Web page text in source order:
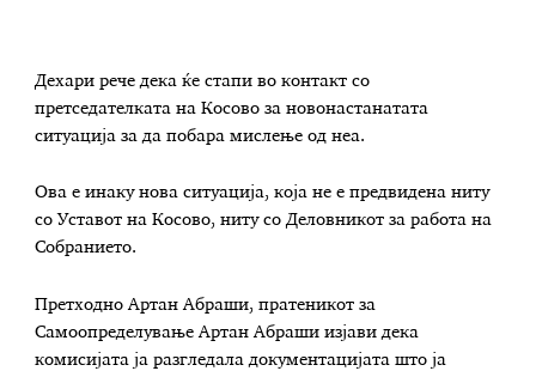
Дехари рече дека ќе стапи во контакт со
претседателката на Косово за новонастанатата
ситуација за да побара мислење од неа.
Ова е инаку нова ситуација, која не е предвидена ниту
со Уставот на Косово, ниту со Деловникот за работа на
Собранието.
Претходно Артан Абраши, пратеникот за
Самоопределување Артан Абраши изјави дека
комисијата ја разгледала документацијата што ја